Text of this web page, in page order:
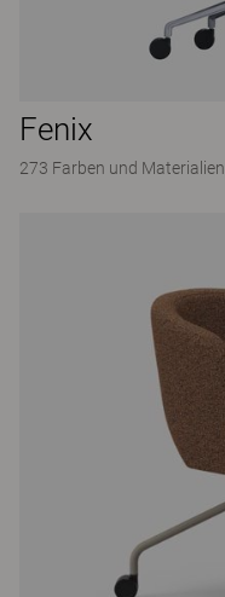
Fenix
273 Farben und Materialien